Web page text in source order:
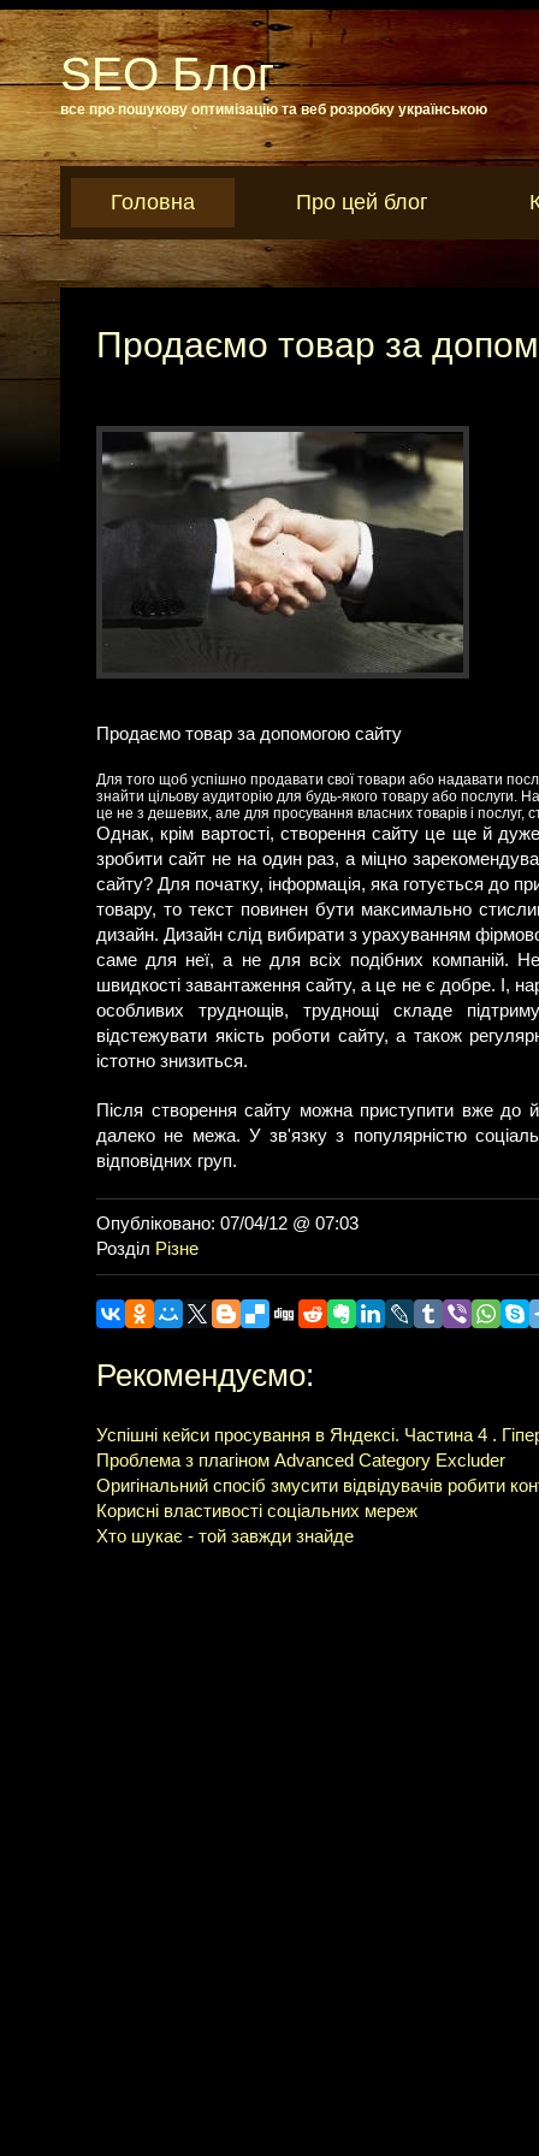
SEO Блог
все про пошукову оптимізацію та веб розробку українською
Головна Про цей блог
Продаємо товар за
Продаємо товар за допомогою сайту
Для того щоб успішно продавати свої товари або надавати
знайти цільову аудиторію для будь-якого товару або
це не з дешевих, але для просування власних товарів і послуг,
Однак, крім вартості, створення сайту це ще й
зробити сайт не на один раз, а міцно
сайту? Для початку, інформація, яка готується до
товару, то текст повинен бути максимально
дизайн. Дизайн слід вибирати з урахуванням
саме для неї, а не для всіх подібних компаній.
швидкості завантаження сайту, а це не є добре. І,
особливих труднощів, труднощі складе
відстежувати якість роботи сайту, а також
істотно знизиться.
Після створення сайту можна приступити вже до
далеко не межа. У зв'язку з популярністю
відповідних груп.
Опубліковано: 07/04/12 @ 07:03
Розділ Різне
Рекомендуємо:
Успішні кейси просування в Яндексі. Частина 4 .
Проблема з плагіном Advanced Category Excluder
Оригінальний спосіб змусити відвідувачів робити
Корисні властивості соціальних мереж
Хто шукає - той завжди знайде